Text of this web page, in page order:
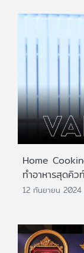
Home
ทำอาหารสุดคิ
12 กันยายน 2024